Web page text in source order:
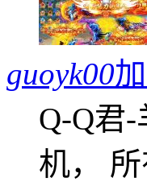
guoyk00
Q-Q君
机，